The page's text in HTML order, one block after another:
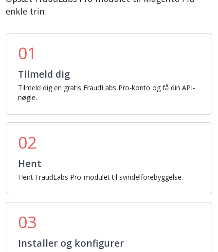
enkle trin:
01
Tilmeld dig
Tilmeld dig en gratis FraudLabs Pro-konto og få din API-
nøgle.
02
Hent
Hent FraudLabs Pro-modulet til svindelforebyggelse.
03
Installer og konfigurer